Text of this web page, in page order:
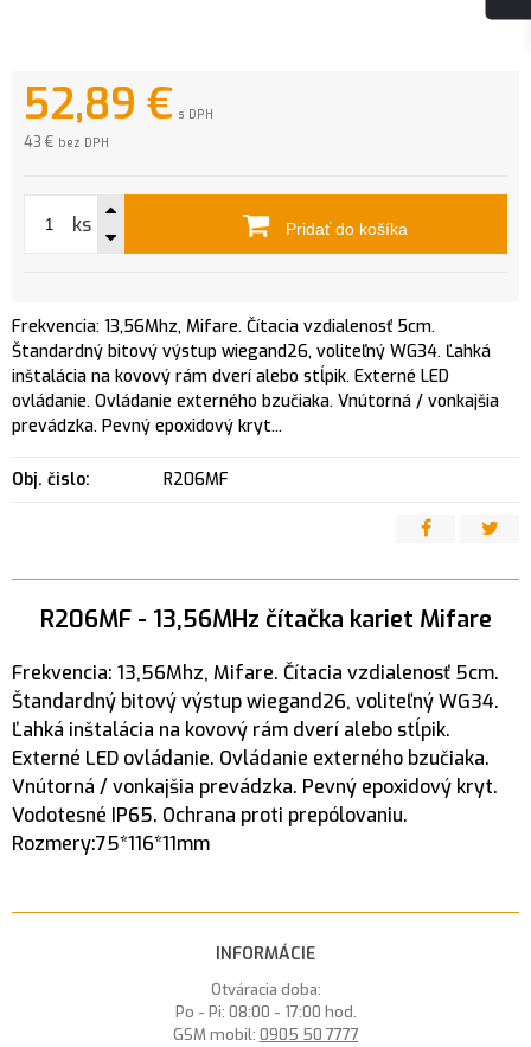
52,89 € s DPH
43 € bez DPH
ks Pridať do košíka
Frekvencia: 13,56Mhz, Mifare. Čítacia vzdialenosť 5cm.
Štandardný bitový výstup wiegand26, voliteľný WG34. Ľahká
inštalácia na kovový rám dverí alebo stĺpik. Externé LED
ovládanie. Ovládanie externého bzučiaka. Vnútorná / vonkajšia
prevádzka. Pevný epoxidový kryt...
Obj. čislo: R206MF
R206MF - 13,56MHz čítačka kariet Mifare
Frekvencia: 13,56Mhz, Mifare. Čítacia vzdialenosť 5cm.
Štandardný bitový výstup wiegand26, voliteľný WG34.
Ľahká inštalácia na kovový rám dverí alebo stĺpik.
Externé LED ovládanie. Ovládanie externého bzučiaka.
Vnútorná / vonkajšia prevádzka. Pevný epoxidový kryt.
Vodotesné IP65. Ochrana proti prepólovaniu.
Rozmery:75*116*11mm
INFORMÁCIE
Otváracia doba:
Po - Pi: 08:00 - 17:00 hod.
GSM mobil: 0905 50 7777